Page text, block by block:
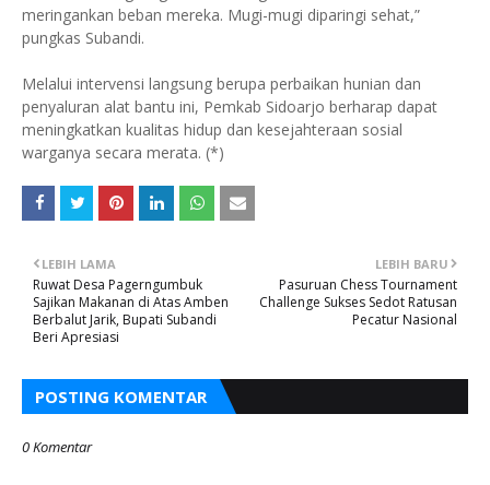
meringankan beban mereka. Mugi-mugi diparingi sehat,”
pungkas Subandi.
Melalui intervensi langsung berupa perbaikan hunian dan
penyaluran alat bantu ini, Pemkab Sidoarjo berharap dapat
meningkatkan kualitas hidup dan kesejahteraan sosial
warganya secara merata. (*)
LEBIH BARU
Pasuruan Chess Tournament
Challenge Sukses Sedot Ratusan
Pecatur Nasional
LEBIH LAMA
Ruwat Desa Pagerngumbuk
Sajikan Makanan di Atas Amben
Berbalut Jarik, Bupati Subandi
Beri Apresiasi
POSTING KOMENTAR
0 Komentar